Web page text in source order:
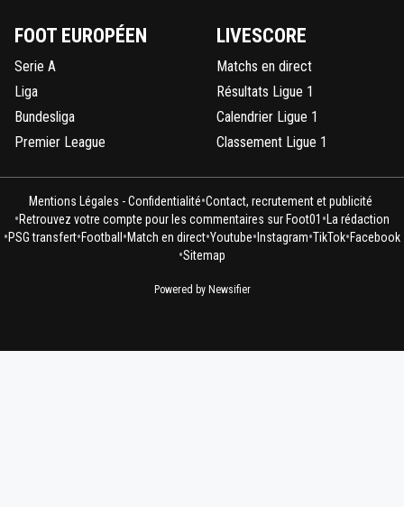
FOOT EUROPÉEN
Serie A
Liga
Bundesliga
Premier League
LIVESCORE
Matchs en direct
Résultats Ligue 1
Calendrier Ligue 1
Classement Ligue 1
Mentions Légales - Confidentialité•Contact, recrutement et publicité
•Retrouvez votre compte pour les commentaires sur Foot01 • La rédaction
•PSG transfert•Football •Match en direct•Youtube• Instagram•TikTok•Facebook
•Sitemap
Powered by Newsifier